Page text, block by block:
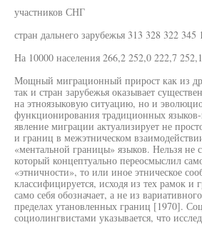
участников СНГ
стран дальнего зарубежья 313 328 322 345
На 10000 населения 266,2 252,0 222,7
Мощный миграционный прирост как из
так и стран зарубежья оказывает
на этноязыковую ситуацию, но и
функционирования традиционных
явление миграции актуализирует не
и границ в межэтническом
«ментальной границы» языков. Нельзя не
который концептуально переосмыслил
«этничности», то или иное этническое
классифицируется, исходя из тех рамок и
само себя обозначает, а не из
пределах утановленных границ [1970].
социолингвистами указывается, что